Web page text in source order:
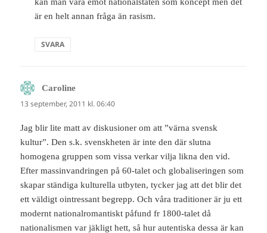
är en helt annan fråga än rasism.
SVARA
Caroline
13 september, 2011 kl. 06:40
Jag blir lite matt av diskusioner om att ”värna svensk
kultur”. Den s.k. svenskheten är inte den där slutna
homogena gruppen som vissa verkar vilja likna den vid.
Efter massinvandringen på 60-talet och globaliseringen som
skapar ständiga kulturella utbyten, tycker jag att det blir det
ett väldigt ointressant begrepp. Och våra traditioner är ju ett
modernt nationalromantiskt påfund fr 1800-talet då
nationalismen var jäkligt hett, så hur autentiska dessa är kan